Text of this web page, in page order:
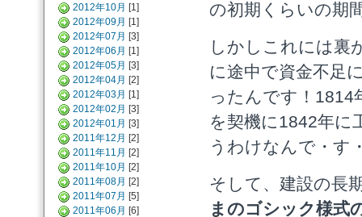
2012年10月 [1]
2012年09月 [1]
2012年07月 [3]
2012年06月 [1]
2012年05月 [3]
2012年04月 [2]
2012年03月 [1]
2012年02月 [3]
2012年01月 [3]
2011年12月 [2]
2011年11月 [2]
2011年10月 [2]
2011年08月 [2]
2011年07月 [5]
2011年06月 [6]
の初期くらいの期
しかしこれには裏
に途中で資金不足
ったんです！1814
を契機に1842年に
うわけなんで・す
そして、建設の長
まのゴシック様式